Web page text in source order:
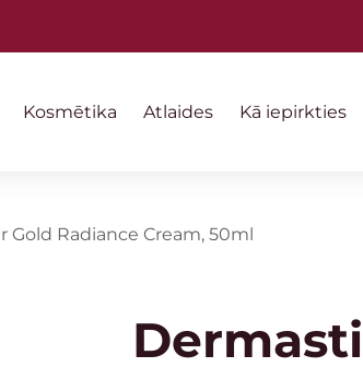
Kosmētika Atlaides Kā iepirkties
Gold Radiance Cream, 50ml